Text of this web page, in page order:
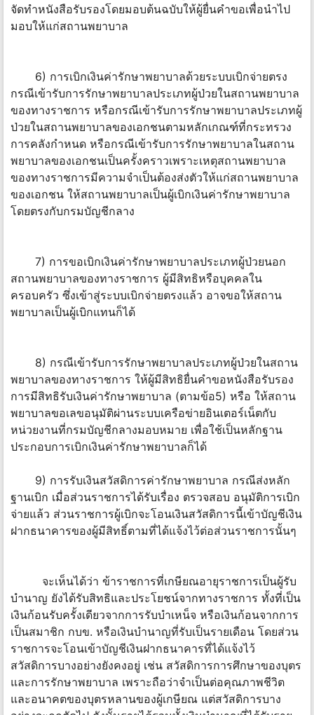
จัดทำหนังสือรับรองโดยมอบต้นฉบับให้ผู้ยื่นคำขอเพื่อนำไป
มอบให้แก่สถานพยาบาล
6) การเบิกเงินค่ารักษาพยาบาลด้วยระบบเบิกจ่ายตรง
กรณีเข้ารับการรักษาพยาบาลประเภทผู้ป่วยในสถานพยาบาล
ของทางราชการ หรือกรณีเข้ารับการรักษาพยาบาลประเภทผู้
ป่วยในสถานพยาบาลของเอกชนตามหลักเกณฑ์ที่กระทรวง
การคลังกำหนด หรือกรณีเข้ารับการรักษาพยาบาลในสถาน
พยาบาลของเอกชนเป็นครั้งคราวเพราะเหตุสถานพยาบาล
ของทางราชการมีความจำเป็นต้องส่งตัวให้แก่สถานพยาบาล
ของเอกชน ให้สถานพยาบาลเป็นผู้เบิกเงินค่ารักษาพยาบาล
โดยตรงกับกรมบัญชีกลาง
7) การขอเบิกเงินค่ารักษาพยาบาลประเภทผู้ป่วยนอก
สถานพยาบาลของทางราชการ ผู้มีสิทธิหรือบุคคลใน
ครอบครัว ซึ่งเข้าสู่ระบบเบิกจ่ายตรงแล้ว อาจขอให้สถาน
พยาบาลเป็นผู้เบิกแทนก็ได้
8) กรณีเข้ารับการรักษาพยาบาลประเภทผู้ป่วยในสถาน
พยาบาลของทางราชการ ให้ผู้มีสิทธิยื่นคำขอหนังสือรับรอง
การมีสิทธิรับเงินค่ารักษาพยาบาล (ตามข้อ5) หรือ ให้สถาน
พยาบาลขอเลขอนุมัติผ่านระบบเครือข่ายอินเตอร์เน็ตกับ
หน่วยงานที่กรมบัญชีกลางมอบหมาย เพื่อใช้เป็นหลักฐาน
ประกอบการเบิกเงินค่ารักษาพยาบาลก็ได้
9) การรับเงินสวัสดิการค่ารักษาพยาบาล กรณีส่งหลัก
ฐานเบิก เมื่อส่วนราชการได้รับเรื่อง ตรวจสอบ อนุมัติการเบิก
จ่ายแล้ว ส่วนราชการผู้เบิกจะโอนเงินสวัสดิการนี้เข้าบัญชีเงิน
ฝากธนาคารของผู้มีสิทธิ์ตามที่ได้แจ้งไว้ต่อส่วนราชการนั้นๆ
จะเห็นได้ว่า ข้าราชการที่เกษียณอายุราชการเป็นผู้รับ
บำนาญ ยังได้รับสิทธิและประโยชน์จากทางราชการ ทั้งที่เป็น
เงินก้อนรับครั้งเดียวจากการรับบำเหน็จ หรือเงินก้อนจากการ
เป็นสมาชิก กบข. หรือเงินบำนาญที่รับเป็นรายเดือน โดยส่วน
ราชการจะโอนเข้าบัญชีเงินฝากธนาคารที่ได้แจ้งไว้
สวัสดิการบางอย่างยังคงอยู่ เช่น สวัสดิการการศึกษาของบุตร
และการรักษาพยาบาล เพราะถือว่าจำเป็นต่อคุณภาพชีวิต
และอนาคตของบุตรหลานของผู้เกษียณ แต่สวัสดิการบาง